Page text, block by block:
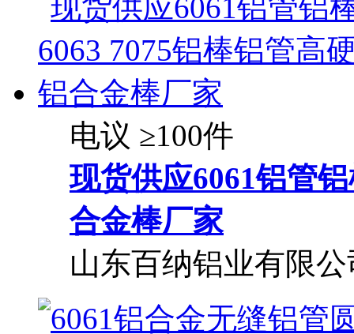
电议 ≥100件
现货供应6061铝管铝
合金棒厂家
山东百纳铝业有限公